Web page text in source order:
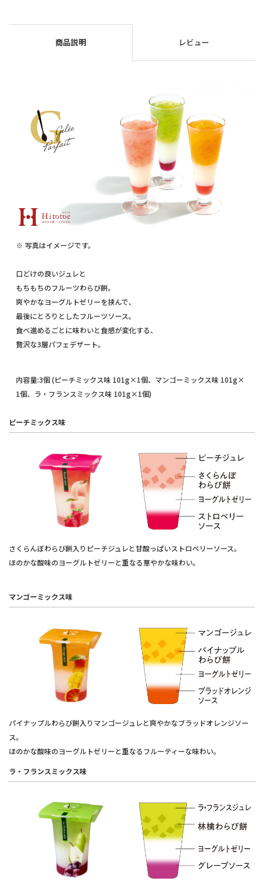
商品説明 レビュー
※ 写真はイメージです。
口どけの良いジュレと
もちもちのフルーツわらび餅。
爽やかなヨーグルトゼリーを挟んで、
最後にとろりとしたフルーツソース。
食べ進めるごとに味わいと食感が変化する、
贅沢な3層パフェデザート。
内容量:3個 (ピーチミックス味 101g×1個、マンゴーミックス味 101g×
1個、ラ・フランスミックス味 101g×1個)
ピーチミックス味
さくらんぼわらび餅入りピーチジュレと甘酸っぱいストロベリーソース。
ほのかな酸味のヨーグルトゼリーと重なる華やかな味わい。
マンゴーミックス味
パイナップルわらび餅入りマンゴージュレと爽やかなブラッドオレンジソー
ス。
ほのかな酸味のヨーグルトゼリーと重なるフルーティーな味わい。
ラ・フランスミックス味